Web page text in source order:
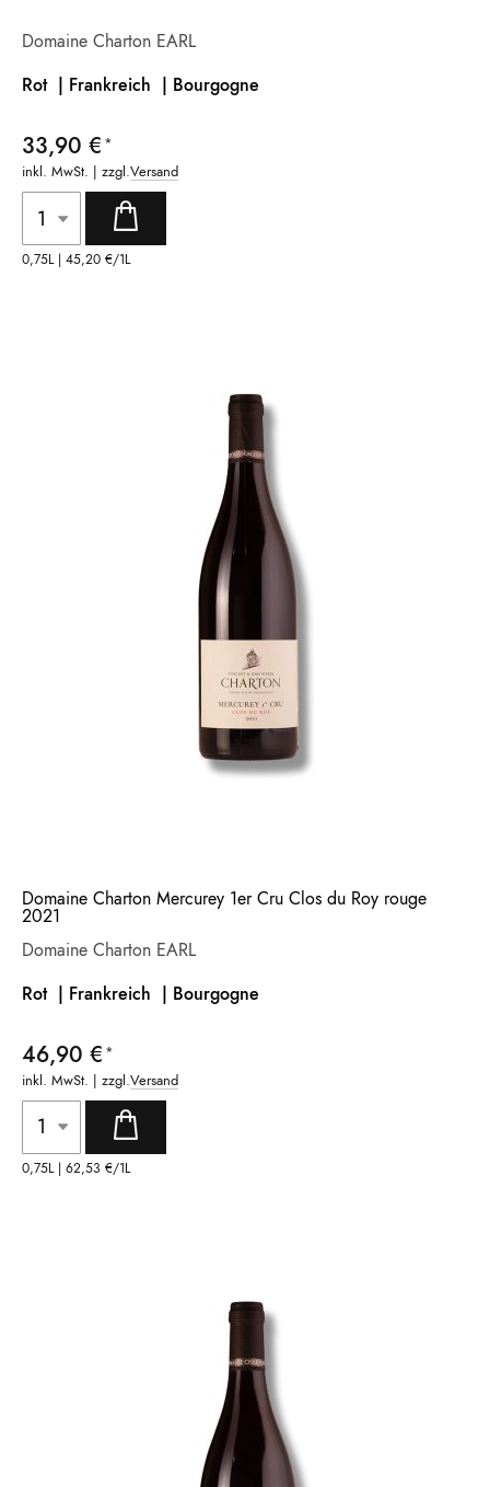
Domaine Charton EARL
Rot | Frankreich | Bourgogne
33,90 €
inkl. MwSt. | zzgl.Versand
0,75L | 45,20 €/1L
Domaine Charton Mercurey 1er Cru Clos du Roy rouge
2021
Domaine Charton EARL
Rot | Frankreich | Bourgogne
46,90 €
inkl. MwSt. | zzgl.Versand
0,75L | 62,53 €/1L